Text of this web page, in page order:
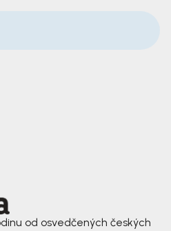
od osvedčených českých